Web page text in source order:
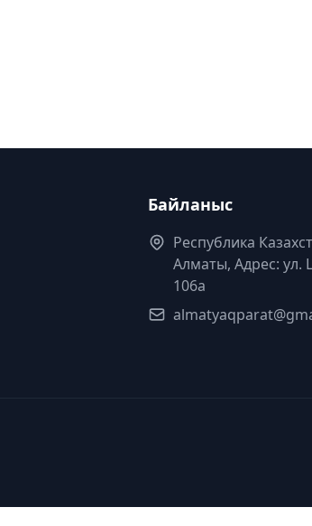
Байланыс
Республика
Алматы, Адрес: ул.
106а